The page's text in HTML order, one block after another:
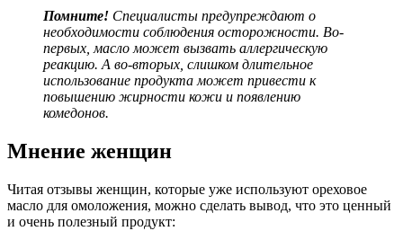
Помните! Специалисты предупреждают о
необходимости соблюдения осторожности. Во-
первых, масло может вызвать аллергическую
реакцию. А во-вторых, слишком длительное
использование продукта может привести к
повышению жирности кожи и появлению
комедонов.
Мнение женщин
Читая отзывы женщин, которые уже используют ореховое
масло для омоложения, можно сделать вывод, что это ценный
и очень полезный продукт: